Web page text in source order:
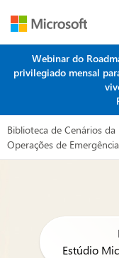
Webinar do
privilegiado mensal
Biblioteca de Cenários
Operações de Emergência
Estúdio